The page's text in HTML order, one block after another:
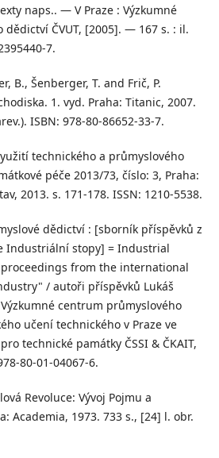
naps.. — V Praze : Výzkumné
ČVUT, [2005]. — 167 s. : il.
7.
B., Šenberger, T. and Frič, P.
1. vyd. Praha: Titanic, 2007.
ISBN: 978-80-86652-33-7.
technického a průmyslového
péče 2013/73, číslo: 3, Praha:
2013. s. 171-178. ISSN: 1210-5538.
dědictví : [sborník příspěvků z
Industriální stopy] = Industrial
from the international
/ autoři příspěvků Lukáš
centrum průmyslového
učení technického v Praze ve
technické památky ČSSI & ČKAIT,
80-01-04067-6.
Revoluce: Vývoj Pojmu a
Academia, 1973. 733 s., [24] l. obr.